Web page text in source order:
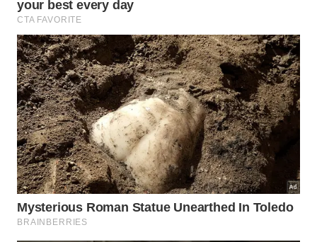
Procurar um suporte técnico qualificado garante
que a substituição de componentes seja feita com
peças de procedência garantida e ferramentas
adequadas. A manutenção preventiva evita que
problemas simples se tornem falhas catastróficas,
protegendo o seu patrimônio tecnológico por muito
mais tempo. Ao aliar bons hábitos de carregamento
com uma assistência de confiança, você assegura
que o seu smartphone continue sendo uma
ferramenta produtiva e eficiente durante toda a sua
vida útil projetada sem maiores dores de cabeça.